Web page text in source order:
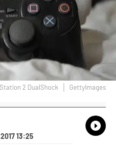
2 DualShock GettyImages
13:25